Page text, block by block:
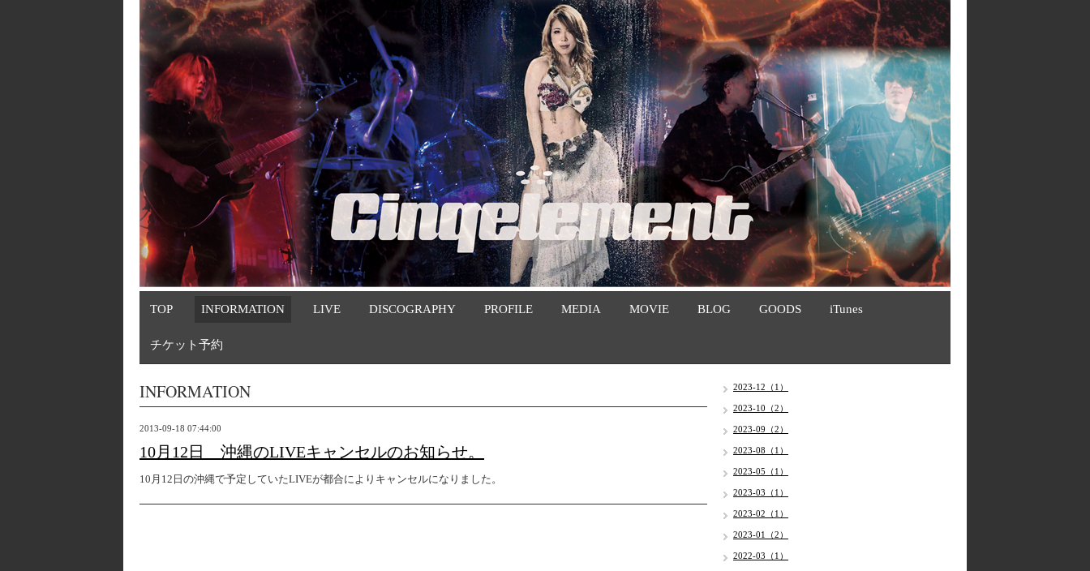
TOP INFORMATION LIVE DISCOGRAPHY PROFILE MEDIA MOVIE BLOG GOODS iTunes
チケット予約
INFORMATION
2013-09-18 07:44:00
10月12日 沖縄のLIVEキャンセルのお知らせ。
10月12日の沖縄で予定していたLIVEが都合によりキャンセルになりました。
2023-12（1）
2023-10（2）
2023-09（2）
2023-08（1）
2023-05（1）
2023-03（1）
2023-02（1）
2023-01（2）
2022-03（1）